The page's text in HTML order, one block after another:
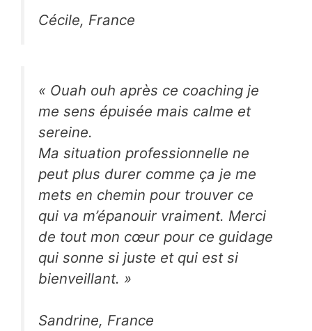
Cécile, France
« Ouah ouh après ce coaching je
me sens épuisée mais calme et
sereine.
Ma situation professionnelle ne
peut plus durer comme ça je me
mets en chemin pour trouver ce
qui va m’épanouir vraiment. Merci
de tout mon cœur pour ce guidage
qui sonne si juste et qui est si
bienveillant. »
Sandrine, France